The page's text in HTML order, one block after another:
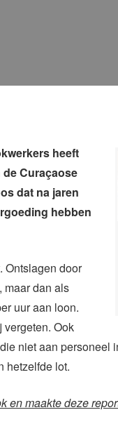
heeft
Curaçaose
dat na jaren
hebben
Ontslagen door
maar dan als
uur aan loon.
vergeten. Ook
niet aan personeel
hetzelfde lot.
en maakte deze